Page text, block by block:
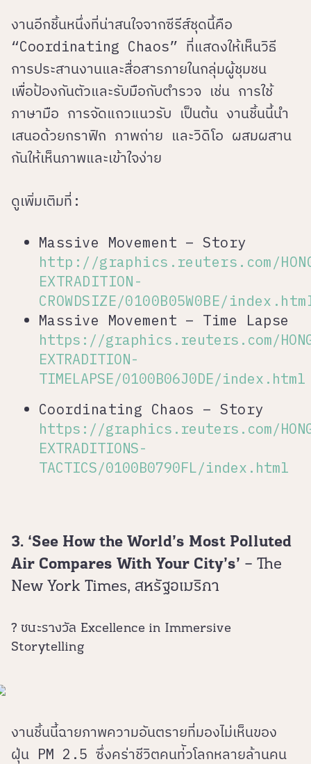
งานอีกชิ้นหนึ่งที่น่าสนใจจากซีรีส์ชุดนี้คือ
“Coordinating Chaos” ที่แสดงให้เห็นวิธี
การประสานงานและสื่อสารภายในกลุ่มผู้ชุมชน
เพื่อป้องกันตัวและรับมือกับตำรวจ เช่น การใช้
ภาษามือ การจัดแถวแนวรับ เป็นต้น งานชิ้นนี้นำ
เสนอด้วยกราฟิก ภาพถ่าย และวิดิโอ ผสมผสาน
กันให้เห็นภาพและเข้าใจง่าย
ดูเพิ่มเติมที่:
Massive Movement – Story
http://graphics.reuters.com/
EXTRADITION-
CROWDSIZE/0100B05W0BE/
Massive Movement – Time Lapse
https://graphics.reuters.com/
EXTRADITION-
TIMELAPSE/0100B06J0DE/index.html
Coordinating Chaos – Story
https://graphics.reuters.com/
EXTRADITIONS-
TACTICS/0100B0790FL/index.html
3. ‘See How the World’s Most Polluted
Air Compares With Your City’s’ – The
New York Times, สหรัฐอเมริกา
? ชนะรางวัล Excellence in Immersive
Storytelling
งานชิ้นนี้ฉายภาพความอันตรายที่มองไม่เห็นของ
ฝุ่น PM 2.5 ซึ่งคร่าชีวิตคนท่ัวโลกหลายล้านคน